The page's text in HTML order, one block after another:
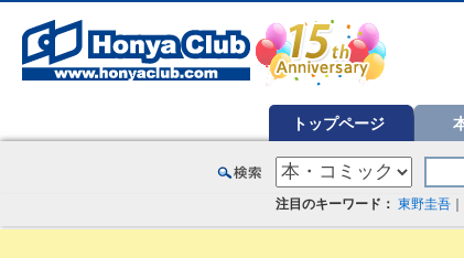
トップページ
注目のキーワード： 東野圭吾